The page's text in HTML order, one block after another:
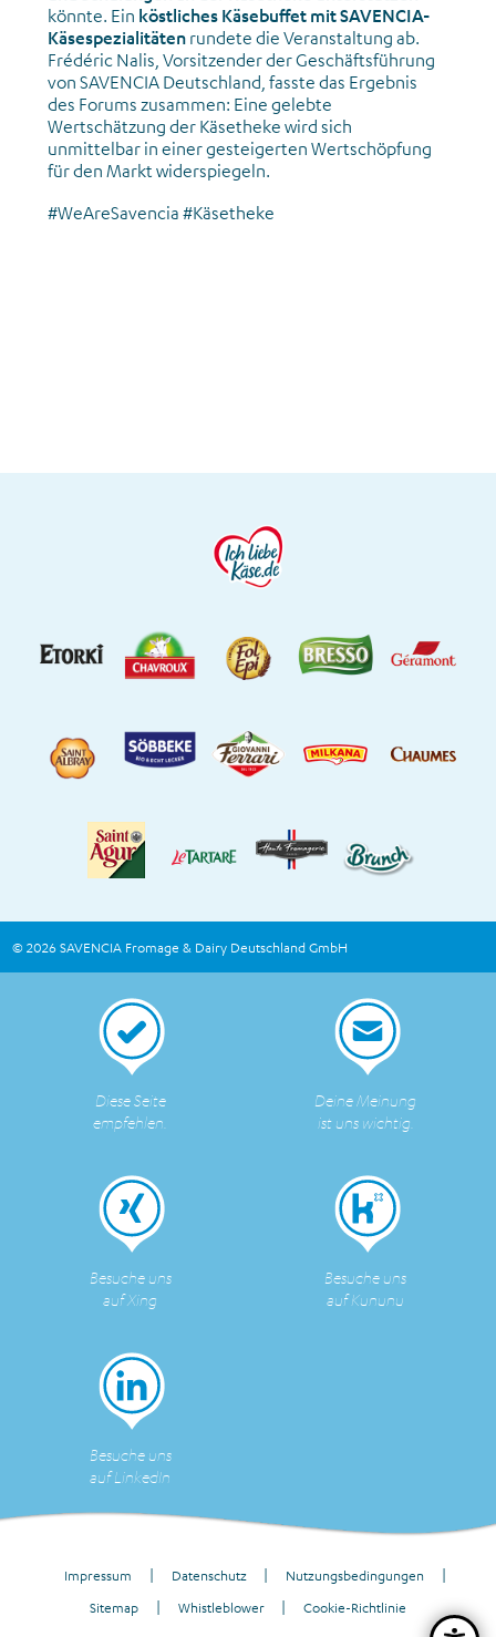
könnte. Ein köstliches Käsebuffet mit SAVENCIA-
Käsespezialitäten rundete die Veranstaltung ab.
Frédéric Nalis, Vorsitzender der Geschäftsführung
von SAVENCIA Deutschland, fasste das Ergebnis
des Forums zusammen: Eine gelebte
Wertschätzung der Käsetheke wird sich
unmittelbar in einer gesteigerten Wertschöpfung
für den Markt widerspiegeln.
#WeAreSavencia #Käsetheke
© 2026 SAVENCIA Fromage & Dairy Deutschland GmbH
Diese Seite
empfehlen.
Deine Meinung
ist uns wichtig.
Besuche uns
auf Xing
Besuche uns
auf Kununu
Besuche uns
auf LinkedIn
Impressum Datenschutz
Nutzungsbedingungen
Sitemap
Whistleblower Cookie-Richtlinie